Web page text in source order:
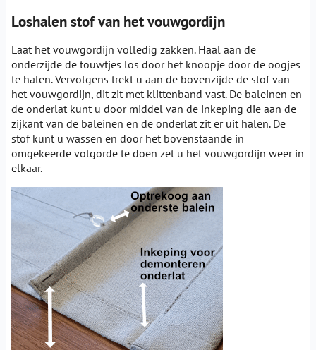
Loshalen stof van het vouwgordijn
Laat het vouwgordijn volledig zakken. Haal aan de
onderzijde de touwtjes los door het knoopje door de oogjes
te halen. Vervolgens trekt u aan de bovenzijde de stof van
het vouwgordijn, dit zit met klittenband vast. De baleinen en
de onderlat kunt u door middel van de inkeping die aan de
zijkant van de baleinen en de onderlat zit er uit halen. De
stof kunt u wassen en door het bovenstaande in
omgekeerde volgorde te doen zet u het vouwgordijn weer in
elkaar.